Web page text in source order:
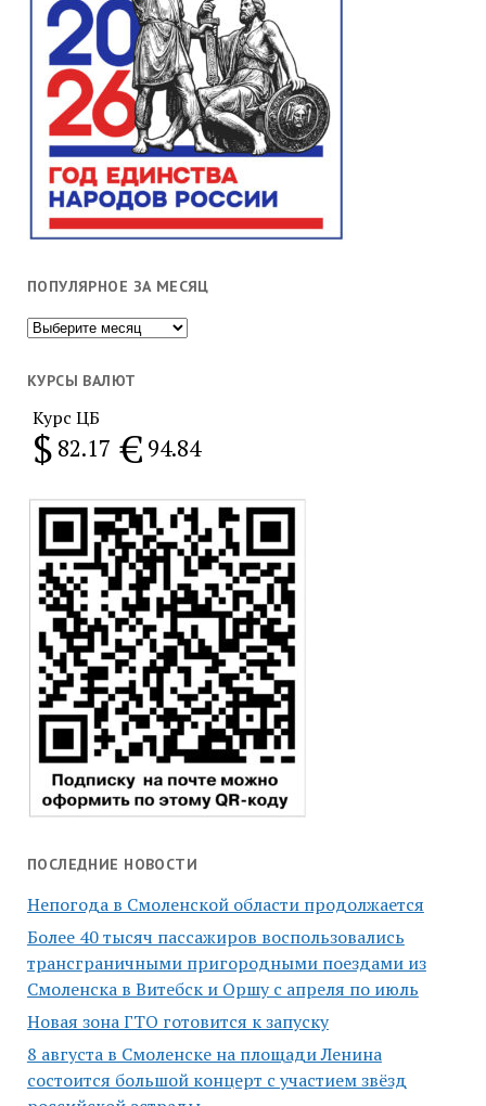
ПОПУЛЯРНОЕ ЗА МЕСЯЦ
Популярное
месяц
КУРСЫ ВАЛЮТ
Курс ЦБ
$ 82.17 € 94.84
ПОСЛЕДНИЕ НОВОСТИ
Непогода в Смоленской области продолжается
Более 40 тысяч пассажиров воспользовались
трансграничными пригородными поездами из
Смоленска в Витебск и Оршу с апреля по июль
Новая зона ГТО готовится к запуску
8 августа в Смоленске на площади Ленина
состоится большой концерт с участием звёзд